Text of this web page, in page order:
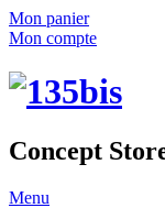
Mon panier
Mon compte
Concept
Menu